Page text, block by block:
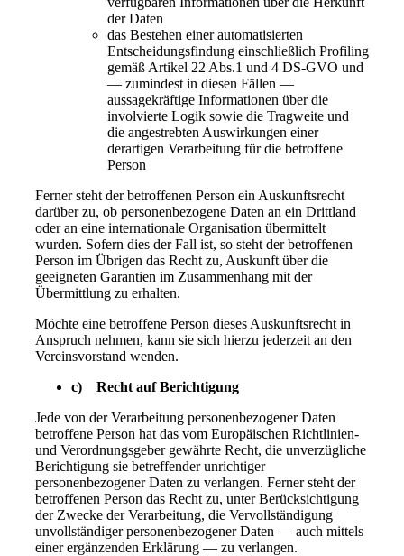
der Daten
das Bestehen einer automatisierten
Entscheidungsfindung einschließlich Profiling
gemäß Artikel 22 Abs.1 und 4 DS-GVO und
— zumindest in diesen Fällen —
aussagekräftige Informationen über die
involvierte Logik sowie die Tragweite und
die angestrebten Auswirkungen einer
derartigen Verarbeitung für die betroffene
Person
Ferner steht der betroffenen Person ein Auskunftsrecht
darüber zu, ob personenbezogene Daten an ein Drittland
oder an eine internationale Organisation übermittelt
wurden. Sofern dies der Fall ist, so steht der betroffenen
Person im Übrigen das Recht zu, Auskunft über die
geeigneten Garantien im Zusammenhang mit der
Übermittlung zu erhalten.
Möchte eine betroffene Person dieses Auskunftsrecht in
Anspruch nehmen, kann sie sich hierzu jederzeit an den
Vereinsvorstand wenden.
c) Recht auf Berichtigung
Jede von der Verarbeitung personenbezogener Daten
betroffene Person hat das vom Europäischen Richtlinien-
und Verordnungsgeber gewährte Recht, die unverzügliche
Berichtigung sie betreffender unrichtiger
personenbezogener Daten zu verlangen. Ferner steht der
betroffenen Person das Recht zu, unter Berücksichtigung
der Zwecke der Verarbeitung, die Vervollständigung
unvollständiger personenbezogener Daten — auch mittels
einer ergänzenden Erklärung — zu verlangen.